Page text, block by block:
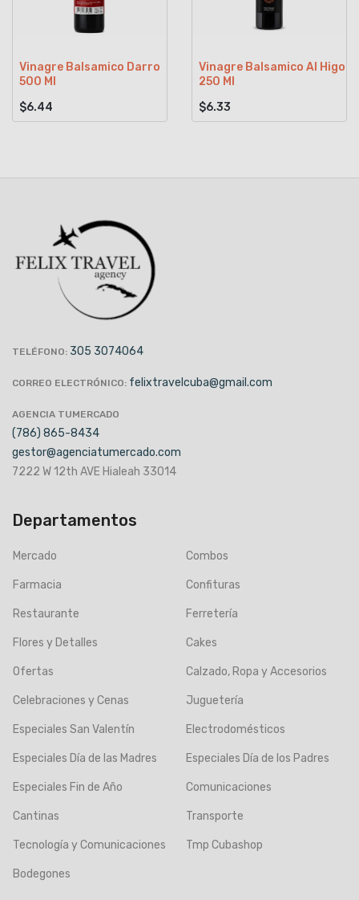
Vinagre Balsamico Darro
500 Ml
$6.44
Vinagre Balsamico Al Higo
250 Ml
$6.33
TELÉFONO: 305 3074064
CORREO ELECTRÓNICO: felixtravelcuba@gmail.com
AGENCIA TUMERCADO
(786) 865-8434
gestor@agenciatumercado.com
7222 W 12th AVE Hialeah 33014
Departamentos
Mercado Combos
Farmacia Confituras
Restaurante Ferretería
Flores y Detalles Cakes
Ofertas Calzado, Ropa y Accesorios
Celebraciones y Cenas Juguetería
Especiales San Valentín Electrodomésticos
Especiales Día de las Madres Especiales Día de los Padres
Especiales Fin de Año Comunicaciones
Cantinas Transporte
Tecnología y Comunicaciones Tmp Cubashop
Bodegones